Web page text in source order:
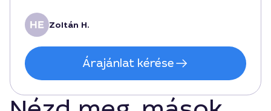
Zoltán H.
Árajánlat kérése